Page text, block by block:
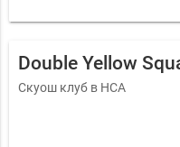
Double Yellow
Скуош клуб в НСА